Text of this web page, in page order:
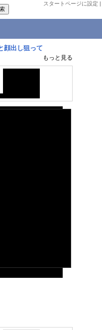
スタートページに設定 |
顔出し狙って
もっと見る